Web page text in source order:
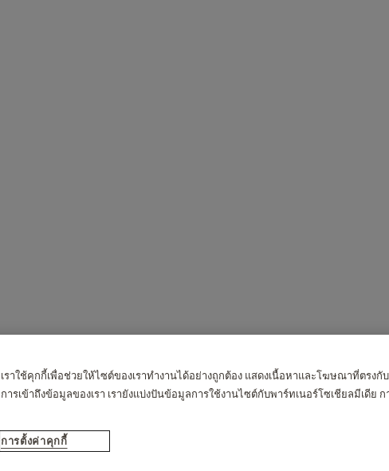
เราใช้คุกกี้เพื่อช่วยให้ไซต์ของเราทำงานได้อย่างถูกต้อง แสดงเนื้อหาและโฆษณาที่ตรง
การเข้าถึงข้อมูลของเรา เรายังแบ่งปันข้อมูลการใช้งานไซต์กับพาร์ทเนอร์โซเชียลมีเดีย
การตั้งค่าคุกกี้